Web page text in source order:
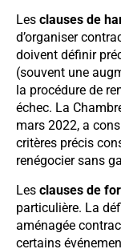
Les clauses de
d’organiser
doivent définir
(souvent une
la procédure de
échec. La
mars 2022, a
critères précis
renégocier sans
Les clauses de
particulière. La
aménagée
certains